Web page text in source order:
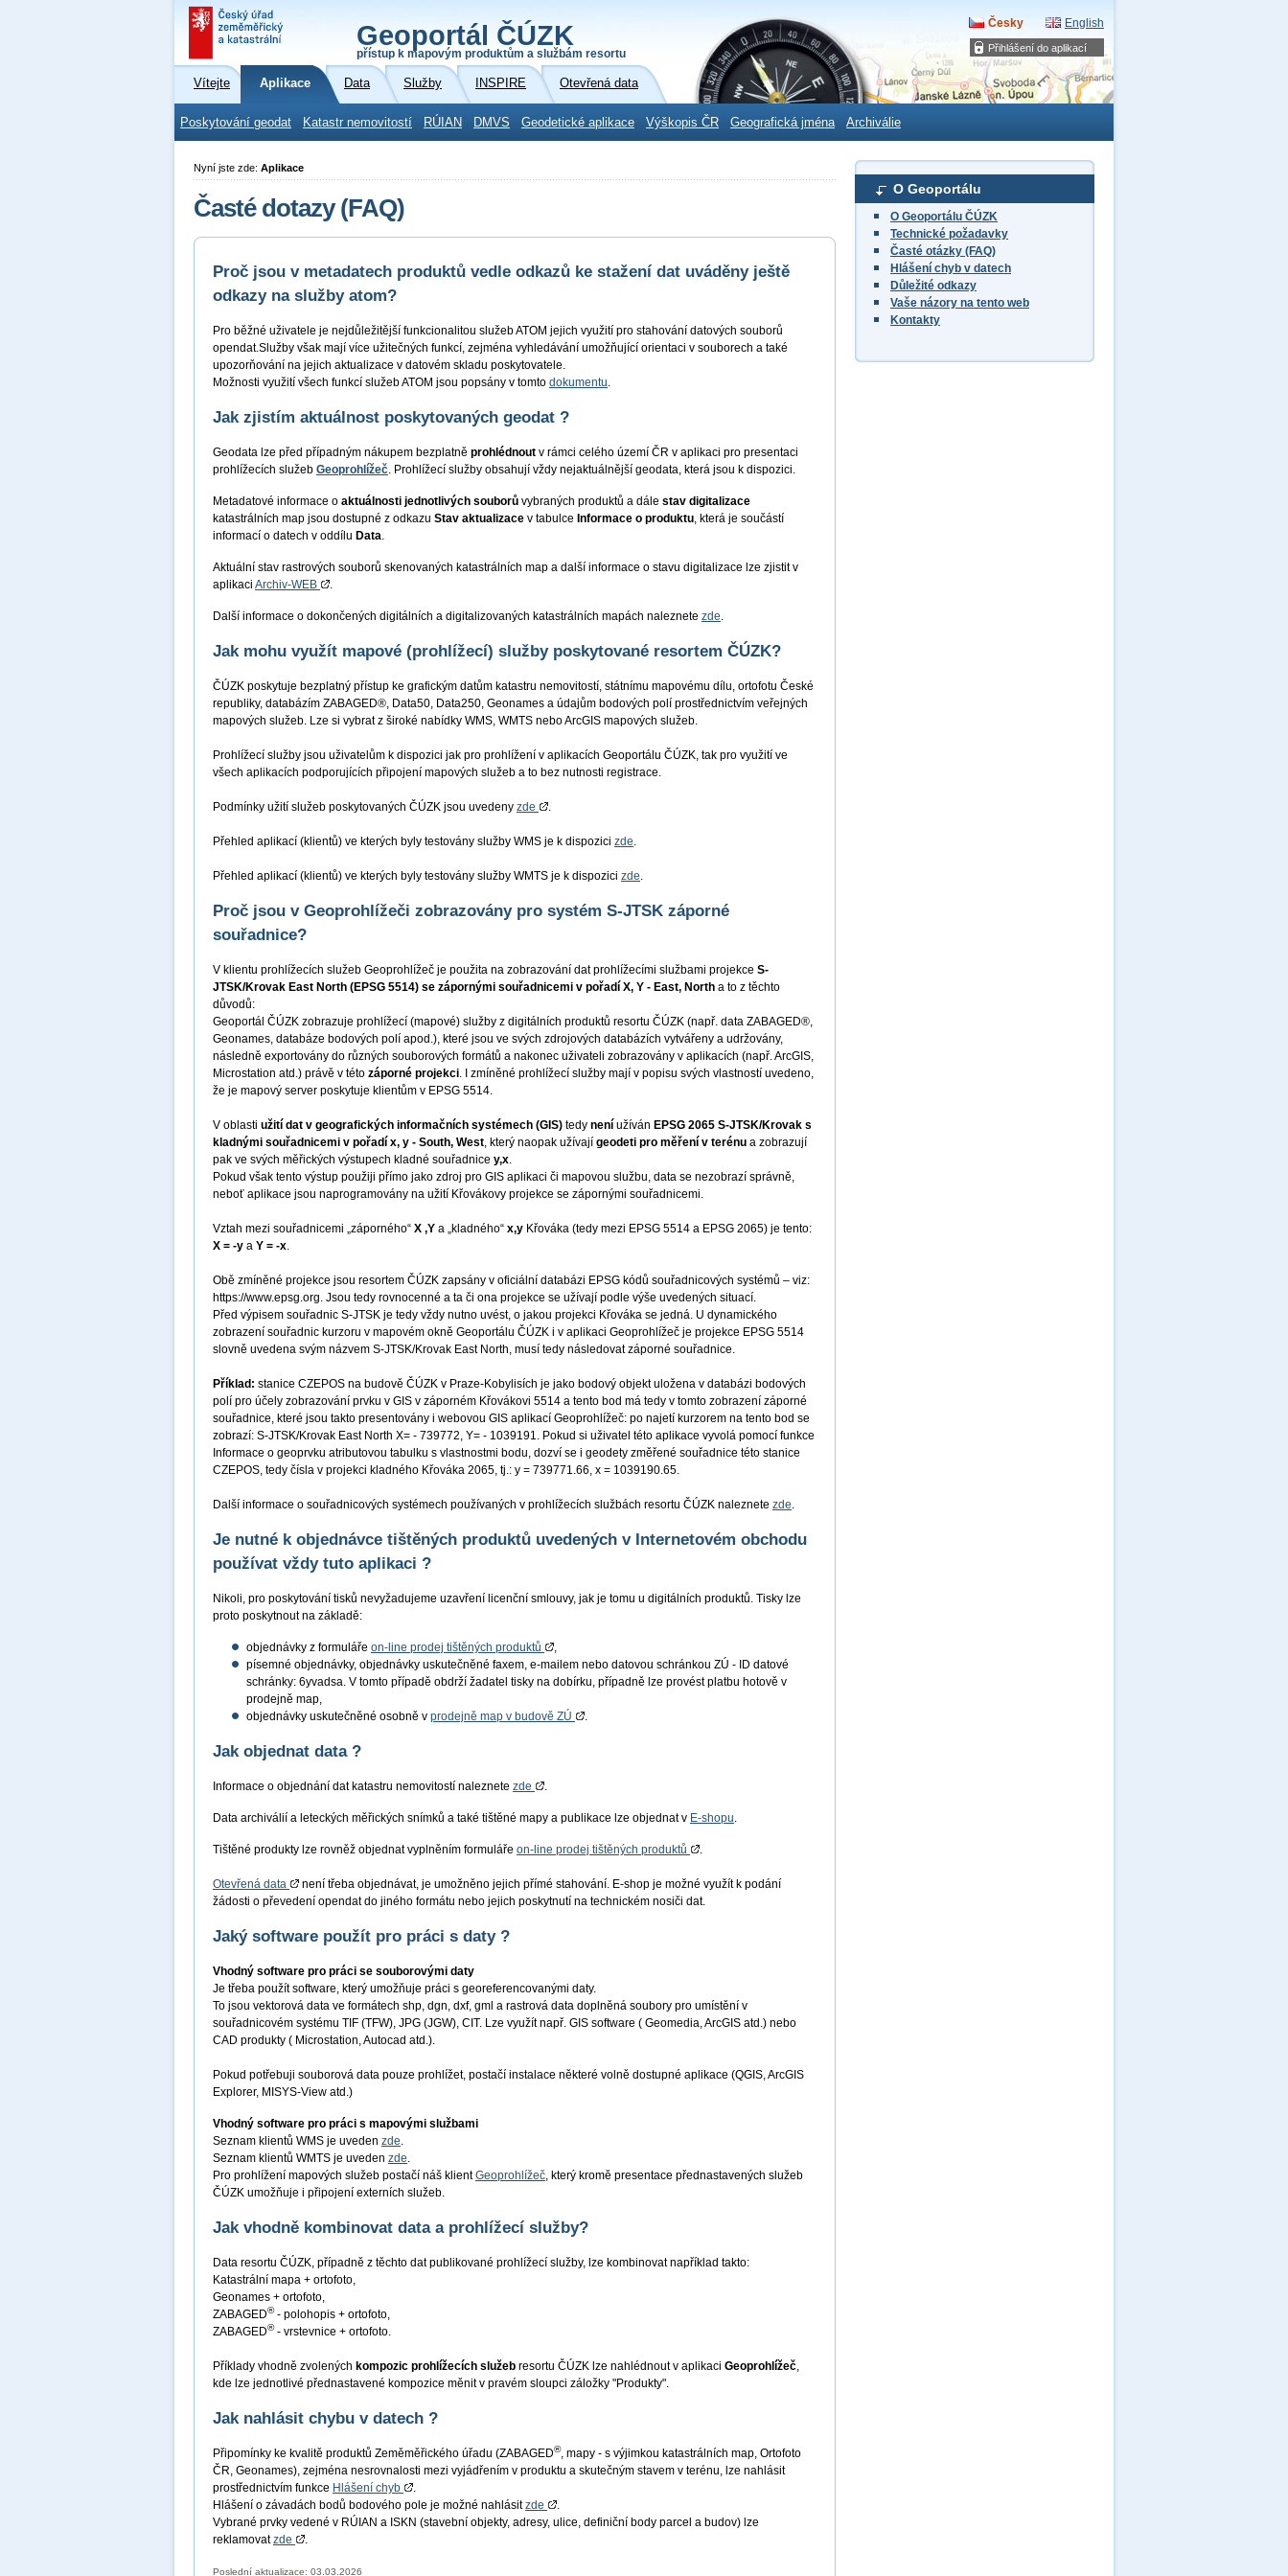
Přihlášení do aplikací
Geoportál ČÚZK
přístup k mapovým produktům a službám resortu
Česky English
Vítejte Aplikace Data Služby INSPIRE Otevřená data
Poskytování geodat Katastr nemovitostí RÚIAN DMVS Geodetické aplikace Výškopis ČR Geografická jména Archiválie
O Geoportálu
O Geoportálu ČÚZK
Technické požadavky
Časté otázky (FAQ)
Hlášení chyb v datech
Důležité odkazy
Vaše názory na tento web
Kontakty
Nyní jste zde: Aplikace
Časté dotazy (FAQ)
Proč jsou v metadatech produktů vedle odkazů ke stažení dat uváděny ještě
odkazy na služby atom?
Pro běžné uživatele je nejdůležitější funkcionalitou služeb ATOM jejich využití pro stahování datových souborů
opendat.Služby však mají více užitečných funkcí, zejména vyhledávání umožňující orientaci v souborech a také
upozorňování na jejich aktualizace v datovém skladu poskytovatele.
Možnosti využití všech funkcí služeb ATOM jsou popsány v tomto dokumentu.
Jak zjistím aktuálnost poskytovaných geodat ?
Geodata lze před případným nákupem bezplatně prohlédnout v rámci celého území ČR v aplikaci pro presentaci
prohlížecích služeb Geoprohlížeč. Prohlížecí služby obsahují vždy nejaktuálnější geodata, která jsou k dispozici.
Metadatové informace o aktuálnosti jednotlivých souborů vybraných produktů a dále stav digitalizace
katastrálních map jsou dostupné z odkazu Stav aktualizace v tabulce Informace o produktu, která je součástí
informací o datech v oddílu Data.
Aktuální stav rastrových souborů skenovaných katastrálních map a další informace o stavu digitalizace lze zjistit v
aplikaci Archiv-WEB .
Další informace o dokončených digitálních a digitalizovaných katastrálních mapách naleznete zde.
Jak mohu využít mapové (prohlížecí) služby poskytované resortem ČÚZK?
ČÚZK poskytuje bezplatný přístup ke grafickým datům katastru nemovitostí, státnímu mapovému dílu, ortofotu České
republiky, databázím ZABAGED®, Data50, Data250, Geonames a údajům bodových polí prostřednictvím veřejných
mapových služeb. Lze si vybrat z široké nabídky WMS, WMTS nebo ArcGIS mapových služeb.
Prohlížecí služby jsou uživatelům k dispozici jak pro prohlížení v aplikacích Geoportálu ČÚZK, tak pro využití ve
všech aplikacích podporujících připojení mapových služeb a to bez nutnosti registrace.
Podmínky užití služeb poskytovaných ČÚZK jsou uvedeny zde .
Přehled aplikací (klientů) ve kterých byly testovány služby WMS je k dispozici zde.
Přehled aplikací (klientů) ve kterých byly testovány služby WMTS je k dispozici zde.
Proč jsou v Geoprohlížeči zobrazovány pro systém S-JTSK záporné
souřadnice?
V klientu prohlížecích služeb Geoprohlížeč je použita na zobrazování dat prohlížecími službami projekce S-
JTSK/Krovak East North (EPSG 5514) se zápornými souřadnicemi v pořadí X, Y - East, North a to z těchto
důvodů:
Geoportál ČÚZK zobrazuje prohlížecí (mapové) služby z digitálních produktů resortu ČÚZK (např. data ZABAGED®,
Geonames, databáze bodových polí apod.), které jsou ve svých zdrojových databázích vytvářeny a udržovány,
následně exportovány do různých souborových formátů a nakonec uživateli zobrazovány v aplikacích (např. ArcGIS,
Microstation atd.) právě v této záporné projekci. I zmíněné prohlížecí služby mají v popisu svých vlastností uvedeno,
že je mapový server poskytuje klientům v EPSG 5514.
V oblasti užití dat v geografických informačních systémech (GIS) tedy není užíván EPSG 2065 S-JTSK/Krovak s
kladnými souřadnicemi v pořadí x, y - South, West, který naopak užívají geodeti pro měření v terénu a zobrazují
pak ve svých měřických výstupech kladné souřadnice y,x.
Pokud však tento výstup použiji přímo jako zdroj pro GIS aplikaci či mapovou službu, data se nezobrazí správně,
neboť aplikace jsou naprogramovány na užití Křovákovy projekce se zápornými souřadnicemi.
Vztah mezi souřadnicemi „záporného“ X ,Y a „kladného“ x,y Křováka (tedy mezi EPSG 5514 a EPSG 2065) je tento:
X = -y a Y = -x.
Obě zmíněné projekce jsou resortem ČÚZK zapsány v oficiální databázi EPSG kódů souřadnicových systémů – viz:
https://www.epsg.org. Jsou tedy rovnocenné a ta či ona projekce se užívají podle výše uvedených situací.
Před výpisem souřadnic S-JTSK je tedy vždy nutno uvést, o jakou projekci Křováka se jedná. U dynamického
zobrazení souřadnic kurzoru v mapovém okně Geoportálu ČÚZK i v aplikaci Geoprohlížeč je projekce EPSG 5514
slovně uvedena svým názvem S-JTSK/Krovak East North, musí tedy následovat záporné souřadnice.
Příklad: stanice CZEPOS na budově ČÚZK v Praze-Kobylisích je jako bodový objekt uložena v databázi bodových
polí pro účely zobrazování prvku v GIS v záporném Křovákovi 5514 a tento bod má tedy v tomto zobrazení záporné
souřadnice, které jsou takto presentovány i webovou GIS aplikací Geoprohlížeč: po najetí kurzorem na tento bod se
zobrazí: S-JTSK/Krovak East North X= - 739772, Y= - 1039191. Pokud si uživatel této aplikace vyvolá pomocí funkce
Informace o geoprvku atributovou tabulku s vlastnostmi bodu, dozví se i geodety změřené souřadnice této stanice
CZEPOS, tedy čísla v projekci kladného Křováka 2065, tj.: y = 739771.66, x = 1039190.65.
Další informace o souřadnicových systémech používaných v prohlížecích službách resortu ČÚZK naleznete zde.
Je nutné k objednávce tištěných produktů uvedených v Internetovém obchodu
používat vždy tuto aplikaci ?
Nikoli, pro poskytování tisků nevyžadujeme uzavření licenční smlouvy, jak je tomu u digitálních produktů. Tisky lze
proto poskytnout na základě:
objednávky z formuláře on-line prodej tištěných produktů
,
písemné objednávky, objednávky uskutečněné faxem, e-mailem nebo datovou schránkou ZÚ - ID datové
schránky: 6yvadsa. V tomto případě obdrží žadatel tisky na dobírku, případně lze provést platbu hotově v
prodejně map,
objednávky uskutečněné osobně v prodejně map v budově ZÚ .
Jak objednat data ?
Informace o objednání dat katastru nemovitostí naleznete zde .
Data archiválií a leteckých měřických snímků a také tištěné mapy a publikace lze objednat v E-shopu.
Tištěné produkty lze rovněž objednat vyplněním formuláře on-line prodej tištěných produktů .
Otevřená data
není třeba objednávat, je umožněno jejich přímé stahování. E-shop je možné využít k podání
žádosti o převedení opendat do jiného formátu nebo jejich poskytnutí na technickém nosiči dat.
Jaký software použít pro práci s daty ?
Vhodný software pro práci se souborovými daty
Je třeba použít software, který umožňuje práci s georeferencovanými daty.
To jsou vektorová data ve formátech shp, dgn, dxf, gml a rastrová data doplněná soubory pro umístění v
souřadnicovém systému TIF (TFW), JPG (JGW), CIT. Lze využít např. GIS software ( Geomedia, ArcGIS atd.) nebo
CAD produkty ( Microstation, Autocad atd.).
Pokud potřebuji souborová data pouze prohlížet, postačí instalace některé volně dostupné aplikace (QGIS, ArcGIS
Explorer, MISYS-View atd.)
Vhodný software pro práci s mapovými službami
Seznam klientů WMS je uveden zde.
Seznam klientů WMTS je uveden zde.
Pro prohlížení mapových služeb postačí náš klientGeoprohlížeč, který kromě presentace přednastavených služeb
ČÚZK umožňuje i připojení externích služeb.
Jak vhodně kombinovat data a prohlížecí služby?
Data resortu ČÚZK, případně z těchto dat publikované prohlížecí služby, lze kombinovat například takto:
Katastrální mapa + ortofoto,
Geonames + ortofoto,
ZABAGED®- polohopis + ortofoto,
ZABAGED®- vrstevnice + ortofoto.
Příklady vhodně zvolených kompozic prohlížecích služeb resortu ČÚZK lze nahlédnout v aplikaci Geoprohlížeč,
kde lze jednotlivé přednastavené kompozice měnit v pravém sloupci záložky "Produkty".
Jak nahlásit chybu v datech ?
Připomínky ke kvalitě produktů Zeměměřického úřadu (ZABAGED®, mapy - s výjimkou katastrálních map, Ortofoto
ČR, Geonames), zejména nesrovnalosti mezi vyjádřením v produktu a skutečným stavem v terénu, lze nahlásit
prostřednictvím funkce Hlášení chyb
.
Hlášení o závadách bodů bodového pole je možné nahlásitzde
.
Vybrané prvky vedené v RÚIAN a ISKN (stavební objekty, adresy, ulice, definiční body parcel a budov) lze
reklamovatzde .
Poslední aktualizace: 03.03.2026